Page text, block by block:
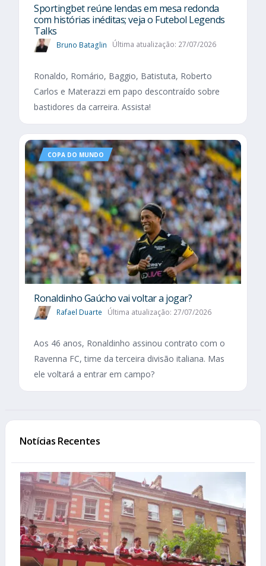
Sportingbet reúne lendas em mesa redonda
com histórias inéditas; veja o Futebol Legends
Talks
Bruno Bataglin Última atualização: 27/07/2026
Ronaldo, Romário, Baggio, Batistuta, Roberto
Carlos e Materazzi em papo descontraído sobre
bastidores da carreira. Assista!
COPA DO MUNDO
Ronaldinho Gaúcho vai voltar a jogar?
Rafael Duarte Última atualização: 27/07/2026
Aos 46 anos, Ronaldinho assinou contrato com o
Ravenna FC, time da terceira divisão italiana. Mas
ele voltará a entrar em campo?
Notícias Recentes